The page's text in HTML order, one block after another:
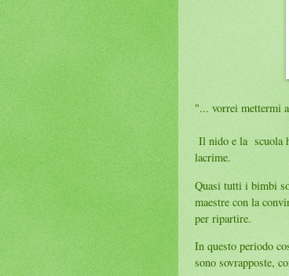
"... vorrei mettermi
Il nido e la scuola
lacrime.
Quasi tutti i bimbi
maestre con la
per ripartire.
In questo periodo
sono sovrapposte,